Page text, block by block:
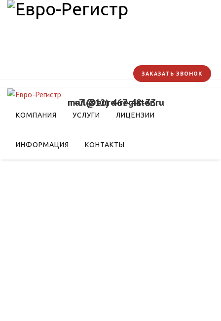
+7 (812) 467-48-33
mail@euro-register.ru
ЗАКАЗАТЬ ЗВОНОК
КОМПАНИЯ УСЛУГИ ЛИЦЕНЗИИ
ИНФОРМАЦИЯ КОНТАКТЫ